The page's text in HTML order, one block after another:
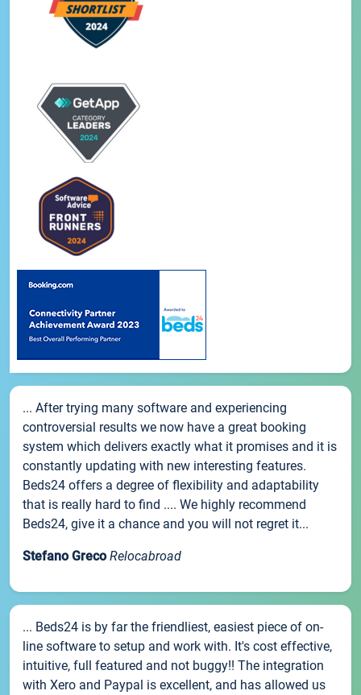
... After trying many software and experiencing
controversial results we now have a great booking
system which delivers exactly what it promises and it is
constantly updating with new interesting features.
Beds24 offers a degree of flexibility and adaptability
that is really hard to find .... We highly recommend
Beds24, give it a chance and you will not regret it...
Stefano Greco Relocabroad
... Beds24 is by far the friendliest, easiest piece of on-
line software to setup and work with. It's cost effective,
intuitive, full featured and not buggy!! The integration
with Xero and Paypal is excellent, and has allowed us